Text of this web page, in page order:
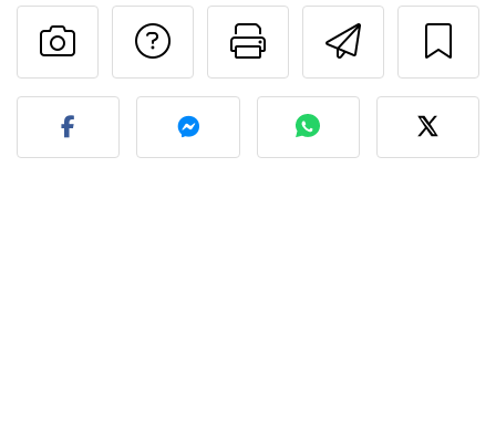
Printează
Adresează o
Postează o poză cu